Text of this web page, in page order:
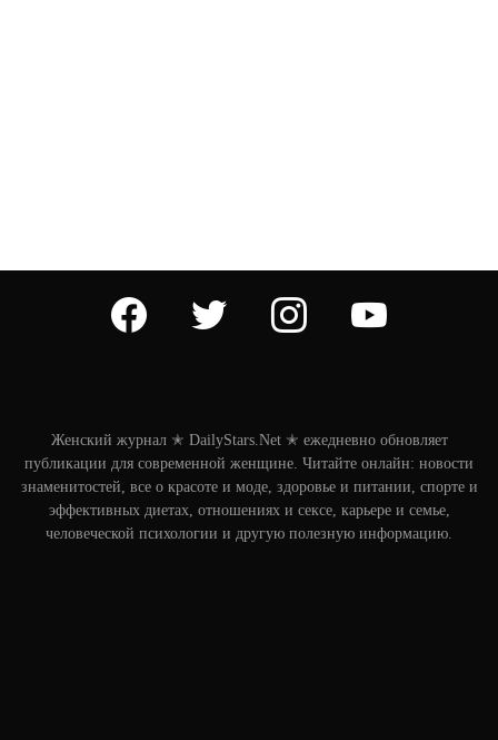
facebook twitter instagram
Женский журнал ✭ DailyStars.Net ✭ ежедневно обновляет
публикации для современной женщине. Читайте онлайн: новости
знаменитостей, все о красоте и моде, здоровье и питании, спорте и
эффективных диетах, отношениях и сексе, карьере и семье,
человеческой психологии и другую полезную информацию.